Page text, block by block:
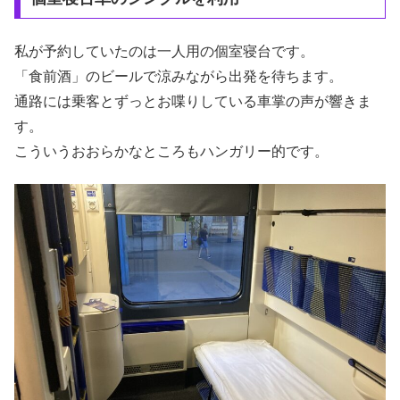
私が予約していたのは一人用の個室寝台です。
「食前酒」のビールで涼みながら出発を待ちます。
通路には乗客とずっとお喋りしている車掌の声が響きま
す。
こういうおおらかなところもハンガリー的です。